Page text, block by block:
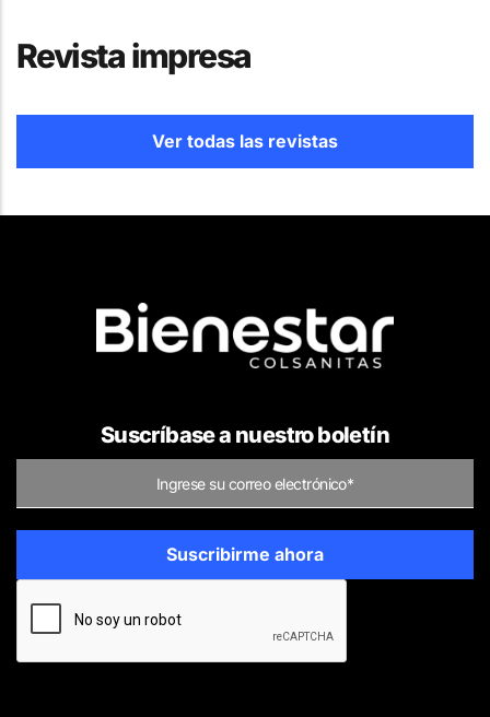
Revista impresa
Ver todas las revistas
Suscríbase a nuestro boletín